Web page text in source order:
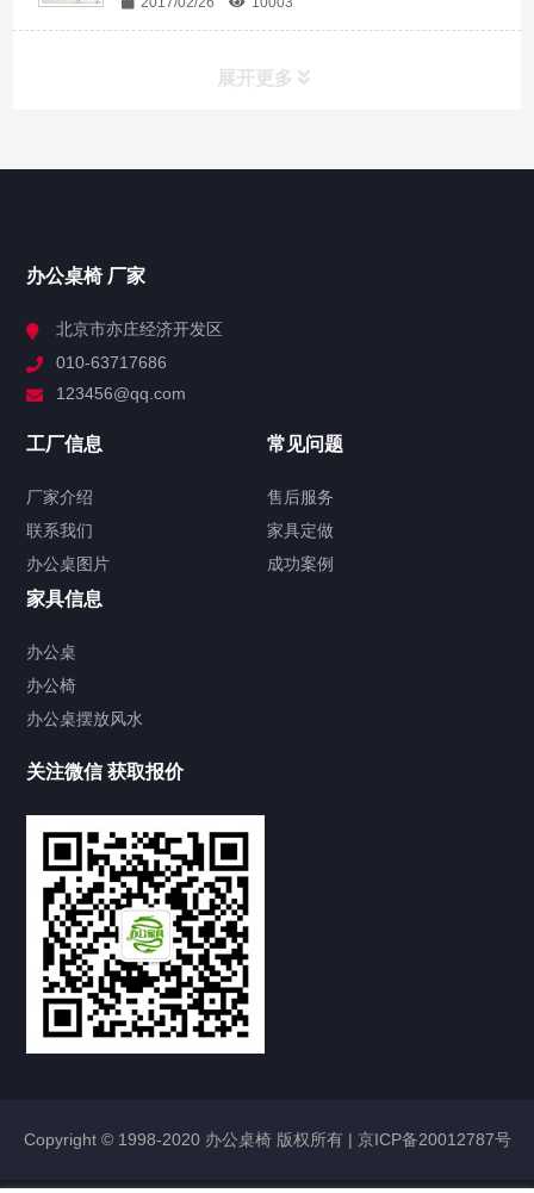
展开更多
办公桌椅
大班台 主管桌
屏风办公隔断
办公屏风隔断 屏风高隔断
办公会议桌 折叠会议桌
文件柜
办公文件柜
办公沙发
办公椅
老板椅 办公椅
其他家具
办公桌摆放风水 家具新闻
办公桌上放什么植物好
2017/02/20 45902 办公桌摆放风水
2017/02/20 25419 办公桌摆放风水
办公桌椅 厂家
北京市亦庄经济开发区
010-63717686
123456@qq.com
工厂信息
厂家介绍
联系我们
办公桌图片
常见问题
售后服务
家具定做
成功案例
家具信息
办公桌
办公椅
办公桌摆放风水
关注微信 获取报价
Copyright © 1998-2020 办公桌椅 版权所有 | 京ICP备20012787号